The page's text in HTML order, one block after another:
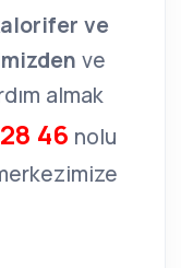
ve
ve
almak
46 nolu